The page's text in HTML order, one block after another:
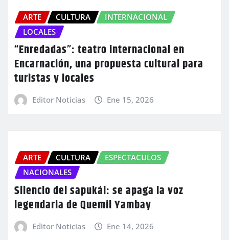
ARTE CULTURA
INTERNACIONAL
LOCALES
“Enredadas”: teatro internacional en
Encarnación, una propuesta cultural para
turistas y locales
Editor Noticias Ene 15, 2026
ARTE CULTURA
ESPECTACULOS
NACIONALES
Silencio del sapukái: se apaga la voz
legendaria de Quemil Yambay
Editor Noticias Ene 14, 2026